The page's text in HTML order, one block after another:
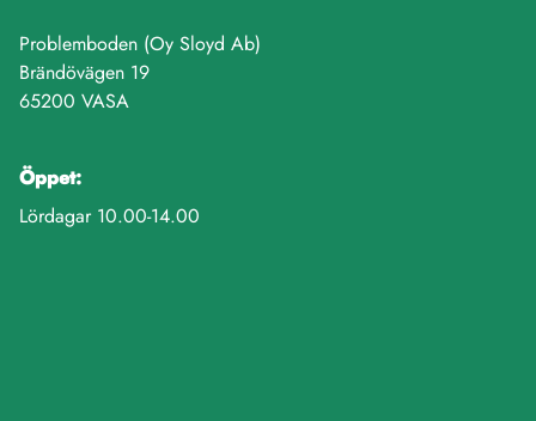
Problemboden (Oy Sloyd Ab)
Brändövägen 19
65200 VASA
Öppet:
Lördagar 10.00-14.00